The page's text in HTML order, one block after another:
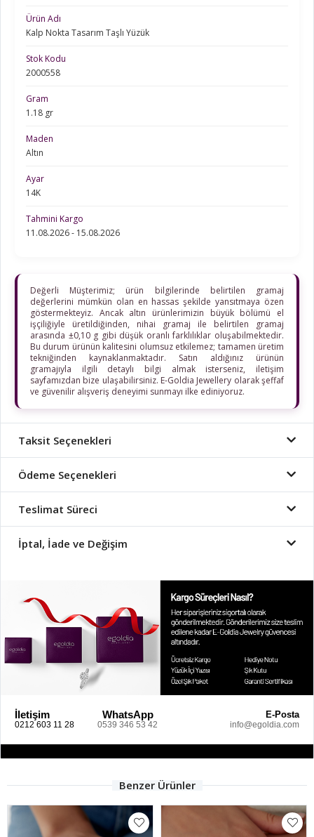
Ürün Adı
Kalp Nokta Tasarım Taşlı Yüzük
Stok Kodu
2000558
Gram
1.18 gr
Maden
Altın
Ayar
14K
Tahmini Kargo
11.08.2026 - 15.08.2026
Değerli Müşterimiz; ürün bilgilerinde belirtilen gramaj
değerlerini mümkün olan en hassas şekilde yansıtmaya özen
göstermekteyiz. Ancak altın ürünlerimizin büyük bölümü el
işçiliğiyle üretildiğinden, nihai gramaj ile belirtilen gramaj
arasında ±0,10 g gibi düşük oranlı farklılıklar oluşabilmektedir.
Bu durum ürünün kalitesini olumsuz etkilemez; tamamen üretim
tekniğinden kaynaklanmaktadır. Satın aldığınız ürünün
gramajıyla ilgili detaylı bilgi almak isterseniz, iletişim
sayfamızdan bize ulaşabilirsiniz. E-Goldia Jewellery olarak şeffaf
ve güvenilir alışveriş deneyimi sunmayı ilke ediniyoruz.
Taksit Seçenekleri
Ödeme Seçenekleri
Teslimat Süreci
İptal, İade ve Değişim
İletişim
0212 603 11 28
WhatsApp
0539 346 53 42
E-Posta
info@egoldia.com
Benzer Ürünler